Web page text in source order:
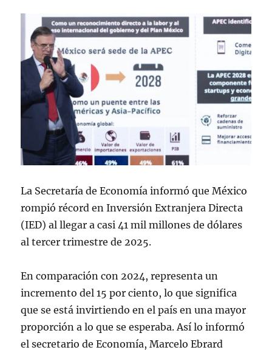
La Secretaría de Economía informó que México
rompió récord en Inversión Extranjera Directa
(IED) al llegar a casi 41 mil millones de dólares
al tercer trimestre de 2025.
En comparación con 2024, representa un
incremento del 15 por ciento, lo que significa
que se está invirtiendo en el país en una mayor
proporción a lo que se esperaba. Así lo informó
el secretario de Economía, Marcelo Ebrard